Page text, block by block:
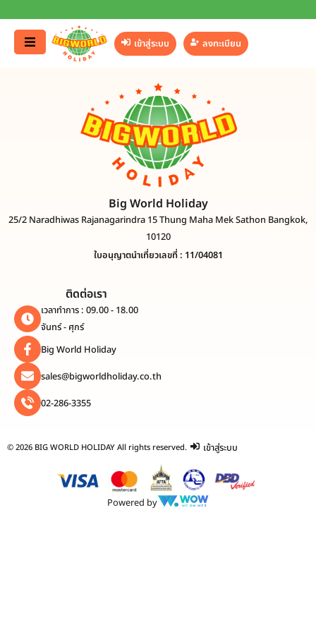
เข้าสู่ระบบ ลงทะเบียน
Big World Holiday
25/2 Naradhiwas Rajanagarindra 15 Thung Maha Mek Sathon Bangkok,
10120
ใบอนุญาตนำเที่ยวเลขที่ : 11/04081
ติดต่อเรา
เวลาทำการ : 09.00 - 18.00
จันทร์ - ศุกร์
Big World Holiday
sales@bigworldholiday.co.th
02-286-3355
© 2026 BIG WORLD HOLIDAY All rights reserved. เข้าสู่ระบบ
Powered by